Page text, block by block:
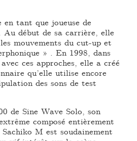
tant que joueuse de
Au début de sa carrière, elle
mouvements du cut-up et
» . En 1998, dans
ces approches, elle a créé
qu’elle utilise encore
des sons de test
de Sine Wave Solo, son
composé entièrement
Sachiko M est soudainement